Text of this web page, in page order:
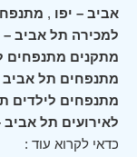
אביב – יפו ,
למכירה תל אביב –
מתקנים מתנפחים
מתנפחים תל אביב
מתנפחים לילדים
לאירועים תל אביב
כדאי לקרוא עוד :